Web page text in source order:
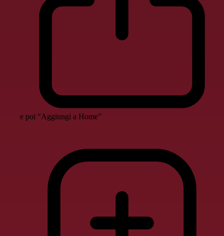
e poi "Aggiungi a Home"